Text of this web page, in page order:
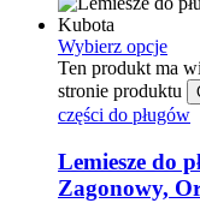
Wybierz opcje
Ten produkt ma
stronie produktu
części do pługów
Lemiesze do
Zagonowy,